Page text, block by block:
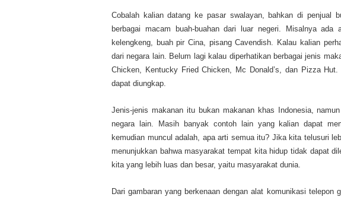
Cobalah kalian datang ke pasar swalayan, bahkan di penjual
berbagai macam buah-buahan dari luar negeri. Misalnya ada
kelengkeng, buah pir Cina, pisang Cavendish. Kalau kalian
dari negara lain. Belum lagi kalau diperhatikan berbagai jenis
Chicken, Kentucky Fried Chicken, Mc Donald’s, dan Pizza
dapat diungkap.
Jenis-jenis makanan itu bukan makanan khas Indonesia,
negara lain. Masih banyak contoh lain yang kalian dapat
kemudian muncul adalah, apa arti semua itu? Jika kita telusuri
menunjukkan bahwa masyarakat tempat kita hidup tidak dapat
kita yang lebih luas dan besar, yaitu masyarakat dunia.
Dari gambaran yang berkenaan dengan alat komunikasi telepon